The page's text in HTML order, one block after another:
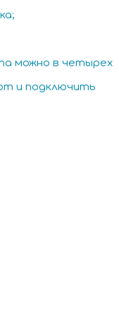
можно в четырех
и подключить